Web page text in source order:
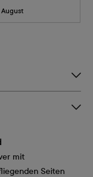
August
mit
Seiten